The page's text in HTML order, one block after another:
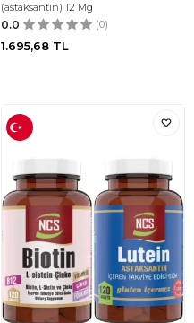
(astaksantin) 12 Mg
0.0 (0)
1.695,68 TL